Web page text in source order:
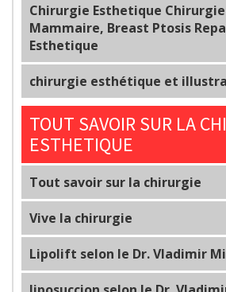
Chirurgie Esthetique
Mammaire, Breast Ptosis
Esthetique
chirurgie esthétique et
TOUT SAVOIR SUR LA
ESTHETIQUE
Tout savoir sur la chirurgie
Vive la chirurgie
Lipolift selon le Dr. Vladimir